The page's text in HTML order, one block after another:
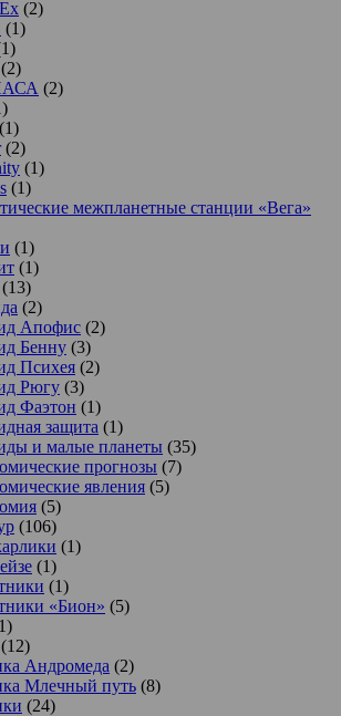
(2)
(1)
(2)
(2)
(1)
(2)
(1)
(1)
межпланетные станции «Вега»
(1)
(1)
(13)
(2)
Апофис (2)
Бенну (3)
Психея (2)
Рюгу (3)
Фаэтон (1)
защита (1)
и малые планеты (35)
прогнозы (7)
явления (5)
(5)
(106)
(1)
(1)
(1)
«Бион» (5)
(12)
Андромеда (2)
Млечный путь (8)
(24)